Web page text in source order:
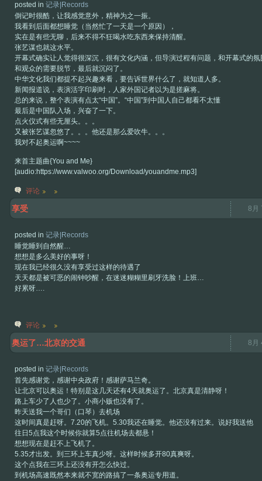
posted in 记录|Records
倒记时很酷，让我感觉意外，精神为之一振。
我看到后面都想睡觉（当然忙了一天是一个原因），
实在是有些无聊，后来不得不狂喝水吃东西来保持清醒。
张艺谋也就这水平。
开幕式确实让人觉得很深沉，很有文化内涵，但导演过程有问题，和开幕式的氛
和观众的需要脱节，最后就沉闷了。
中华文化我们都提不起兴趣来看，要告诉世界什么了，就知道人多。
新闻报道说，表演活字印刷时，人家外国记者以为是搓麻将。
总的来说，整个表演有点太“中国”。“中国”到中国人自己都看不太懂
最后是中国队入场，兴奋了一下。
点火仪式有些无厘头。。。
又被张艺谋忽悠了。。。他还是那么爱吹牛。。。
我对不起奥运啊~~~~
来首主题曲{You and Me}
[audio:https://www.valwoo.org/Download/youandme.mp3]
评论
享受 8月
posted in 记录|Records
睡觉睡到自然醒…
想想是多么美好的事呀！
现在我已经很久没有享受过这样的待遇了
天天都是被可恶的闹钟吵醒，在迷迷糊糊里刷牙洗脸！上班…
好累呀….
评论
奥运了…北京的交通 8月
posted in 记录|Records
首先感谢党，感谢中央政府！感谢萨马兰奇。
让北京可以奥运！特别是这几天还有4天就奥运了。北京真是清静呀！
路上车少了人也少了。小商小贩也没有了。
昨天送我一个哥们（口琴）去机场
这时间真是赶呀。7.20的飞机。5.30我还在睡觉。他还没有过来。说好我送他
往日5点我这个时候你就算5点往机场去都悬！
想想现在是赶不上飞机了。
5.35才出发。到三环上车真少呀。这样时候多开80真爽呀。
这个点我在三环上还没有开怎么快过。
到机场高速既然本来就不宽的路搞了一条奥运专用道。